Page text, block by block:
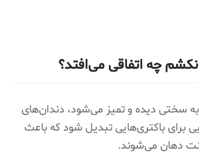
نکشم چه اتفاقی می‌افتد؟
به سختی دیده و تمیز می‌شود، دندان‌های
برای باکتری‌هایی تبدیل شود که باعث
دهان می‌شوند.